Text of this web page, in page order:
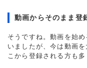
動画からそのまま登
そうですね。動画を始
いましたが、今は動画
こから登録される方も多